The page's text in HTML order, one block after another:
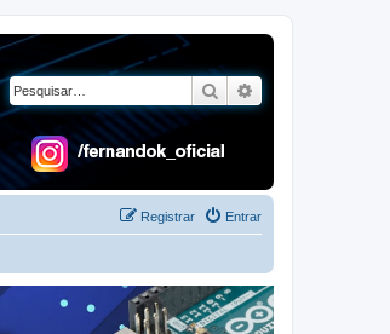
Pesquisar
Entrar
Registrar